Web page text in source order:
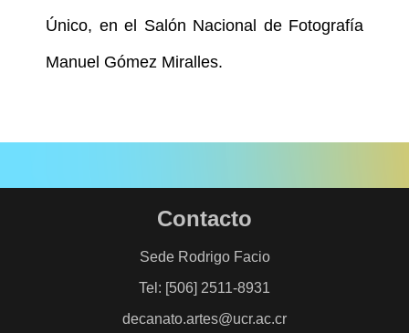
Único, en el Salón Nacional de Fotografía
Manuel Gómez Miralles.
Contacto
Sede Rodrigo Facio
Tel: [506] 2511-8931
decanato.artes@ucr.ac.cr